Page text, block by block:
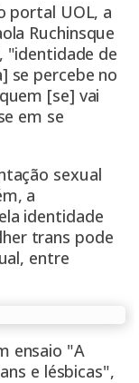
portal UOL, a
Ruchinsque
"identidade de
se percebe no
[se] vai
em se
sexual
a
identidade
trans pode
entre
ensaio "A
e lésbicas",